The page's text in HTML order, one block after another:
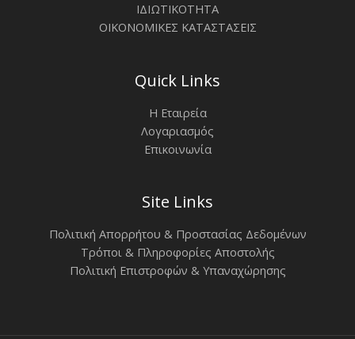
ΙΔΙΩΤΙΚΟΤΗΤΑ
ΟΙΚΟΝΟΜΙΚΕΣ ΚΑΤΑΣΤΑΣΕΙΣ
Quick Links
Η Εταιρεία
Λογαριασμός
Επικοινωνία
Site Links
Πολιτική Απορρήτου & Προστασίας Δεδομένων
Τρόποι & Πληροφορίες Αποστολής
Πολιτική Επιστροφών & Υπαναχώρησης